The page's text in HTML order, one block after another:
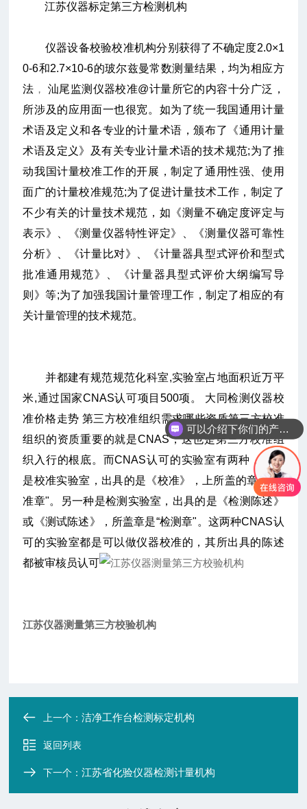
江苏仪器标定第三方检测机构
仪器设备校验校准机构分别获得了不确定度2.0×1
0-6和2.7×10-6的玻尔兹曼常数测量结果，均为相应方
法 ，
汕尾监测仪器校准@计量所它的内容十分广泛，
所涉及的应用面一也很宽。如为了统一我国通用计量
术语及定义和各专业的计量术语，颁布了《通用计量
术语及定义》及有关专业计量术语的技术规范;为了推
动我国计量校准工作的开展，制定了通用性强、使用
面广的计量校准规范;为了促进计量技术工作，制定了
不少有关的计量技术规范，如《测量不确定度评定与
表示》、《测量仪器特性评定》、《测量仪器可靠性
分析》、《计量比对》、《计量器具型式评价和型式
批准通用规范》、《计量器具型式评价大纲编写导
则》等;为了加强我国计量管理工作，制定了相应的有
关计量管理的技术规范。
并都建有规范规范化科室,实验室占地面积近万平
米,通过国家CNAS认可项目500项。 大同检测仪器校
准价格走势 第三方校准组织需求哪些资质第三方校准
组织的资质重要的就是CNAS，这也是第三方校准组
织入行的根底。而CNAS认可的实验室有两种，一种
是校准实验室，出具的是《校准》，上所盖的章是“校
准章"。另一种是检测实验室，出具的是《检测陈述》
或《测试陈述》，所盖章是“检测章"。这两种CNAS认
可的实验室都是可以做仪器校准的，其所出具的陈述
都被审核员认可
江苏仪器测量第三方校验机构
上一个：洁净工作台检测标定机构
返回列表
下一个：江苏省化验仪器检测计量机构
可以介绍下你们的产品么